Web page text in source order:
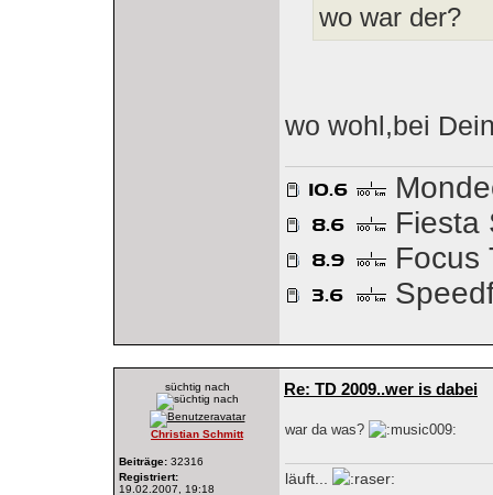
wo war der?
wo wohl,bei
Fiesta
Focus
süchtig nach
Christian Schmitt
Beiträge: 32316
Registriert:
19.02.2007, 19:18
Re: TD 2009..wer is dabei
war da was?
läuft...